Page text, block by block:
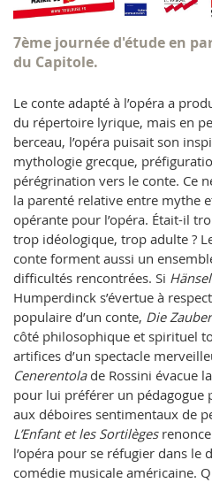
7ème journée d'étude en
du Capitole.
Le conte adapté à l’opéra a
du répertoire lyrique, mais en
berceau, l’opéra puisait son
mythologie grecque,
pérégrination vers le conte. Ce
la parenté relative entre mythe
opérante pour l’opéra. Était-il
trop idéologique, trop adulte ?
conte forment aussi un
difficultés rencontrées. Si
Humperdinck s’évertue à
populaire d’un conte, Die
côté philosophique et spirituel
artifices d’un spectacle
Cenerentola de Rossini évacue
pour lui préférer un pédagogue
aux déboires sentimentaux de
L’Enfant et les Sortilèges
l’opéra pour se réfugier dans le
comédie musicale américaine.